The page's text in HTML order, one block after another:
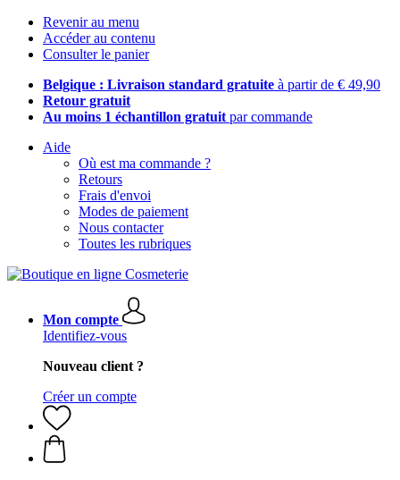
Revenir au menu
Accéder au contenu
Consulter le panier
Belgique : Livraison standard gratuite à partir de € 49,90
Retour gratuit
Au moins 1 échantillon gratuit par commande
Aide
Où est ma commande ?
Retours
Frais d'envoi
Modes de paiement
Nous contacter
Toutes les rubriques
Mon compte
Identifiez-vous
Nouveau client ?
Créer un compte